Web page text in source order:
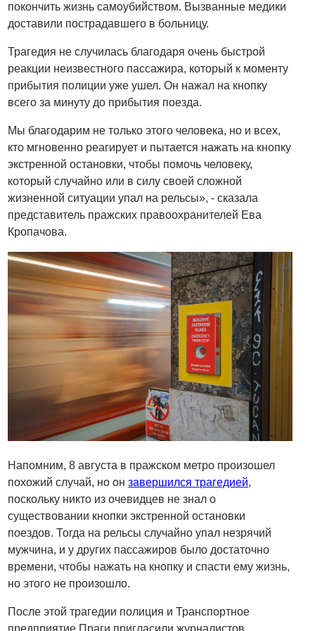
покончить жизнь самоубийством. Вызванные медики
доставили пострадавшего в больницу.
Трагедия не случилась благодаря очень быстрой
реакции неизвестного пассажира, который к моменту
прибытия полиции уже ушел. Он нажал на кнопку
всего за минуту до прибытия поезда.
Мы благодарим не только этого человека, но и всех,
кто мгновенно реагирует и пытается нажать на кнопку
экстренной остановки, чтобы помочь человеку,
который случайно или в силу своей сложной
жизненной ситуации упал на рельсы», - сказала
представитель пражских правоохранителей Ева
Кропачова.
Напомним, 8 августа в пражском метро произошел
похожий случай, но онзавершился трагедией,
поскольку никто из очевидцев не знал о
существовании кнопки экстренной остановки
поездов. Тогда на рельсы случайно упал незрячий
мужчина, и у других пассажиров было достаточно
времени, чтобы нажать на кнопку и спасти ему жизнь,
но этого не произошло.
После этой трагедии полиция и Транспортное